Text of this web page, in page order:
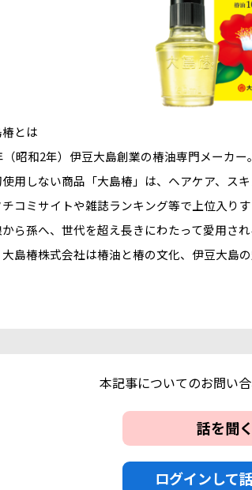
とは
（昭和2年）伊豆大島創業の椿油専門メーカー。
用しない商品 「大島椿」は、ヘアケア、ス
コミサイトや雑誌ランキング等で上位入り
ら孫へ、世代を超え長きにわたって愛用さ
大島椿株式会社は椿油と椿の文化、伊豆大島
本記事についてのお問い合
話を聞く
ログインして